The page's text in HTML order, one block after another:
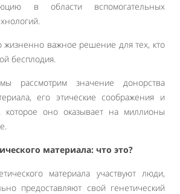
в области вспомогательных
жизненно важное решение для тех, кто
бесплодия.
рассмотрим значение донорства
его этические соображения и
которое оно оказывает на миллионы
материала: что это?
материала участвуют люди,
предоставляют свой генетический